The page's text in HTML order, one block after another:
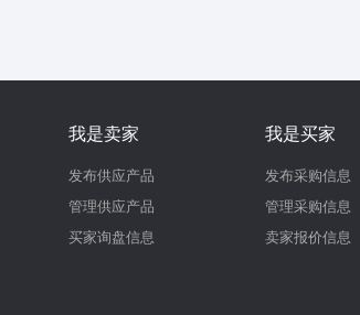
我是卖家
发布供应产品
管理供应产品
买家询盘信息
我是买家
发布采购信息
管理采购信息
卖家报价信息